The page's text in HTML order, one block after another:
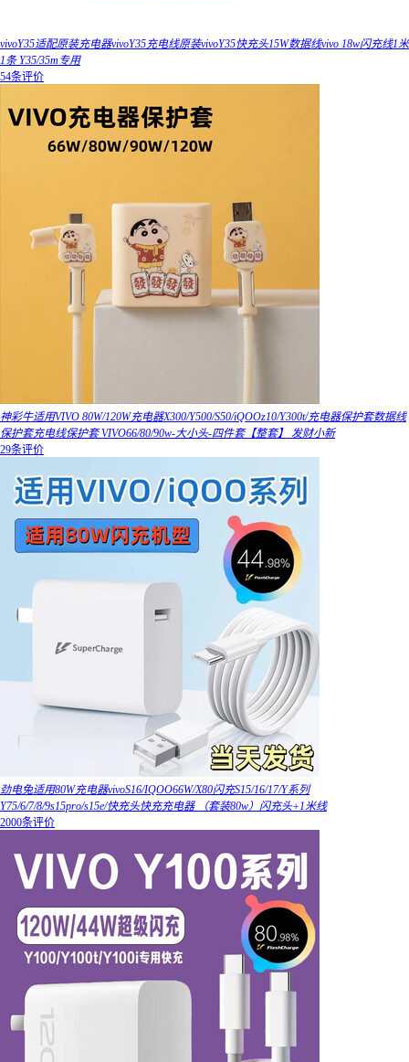
vivoY35适配原装充电器vivoY35充电线原装vivoY35快充头15W数据线vivo 18w闪充线1米
1条 Y35/35m专用
54条评价
神彩牛适用VIVO 80W/120W充电器X300/Y500/S50/iQOOz10/Y300t/充电器保护套数据线
保护套充电线保护套 VIVO66/80/90w-大小头-四件套【整套】 发财小新
29条评价
劲电兔适用80W充电器vivoS16/IQOO66W/X80闪充S15/16/17/Y系列
Y75/6/7/8/9s15pro/s15e/快充头快充充电器 （套装80w）闪充头+1米线
2000条评价